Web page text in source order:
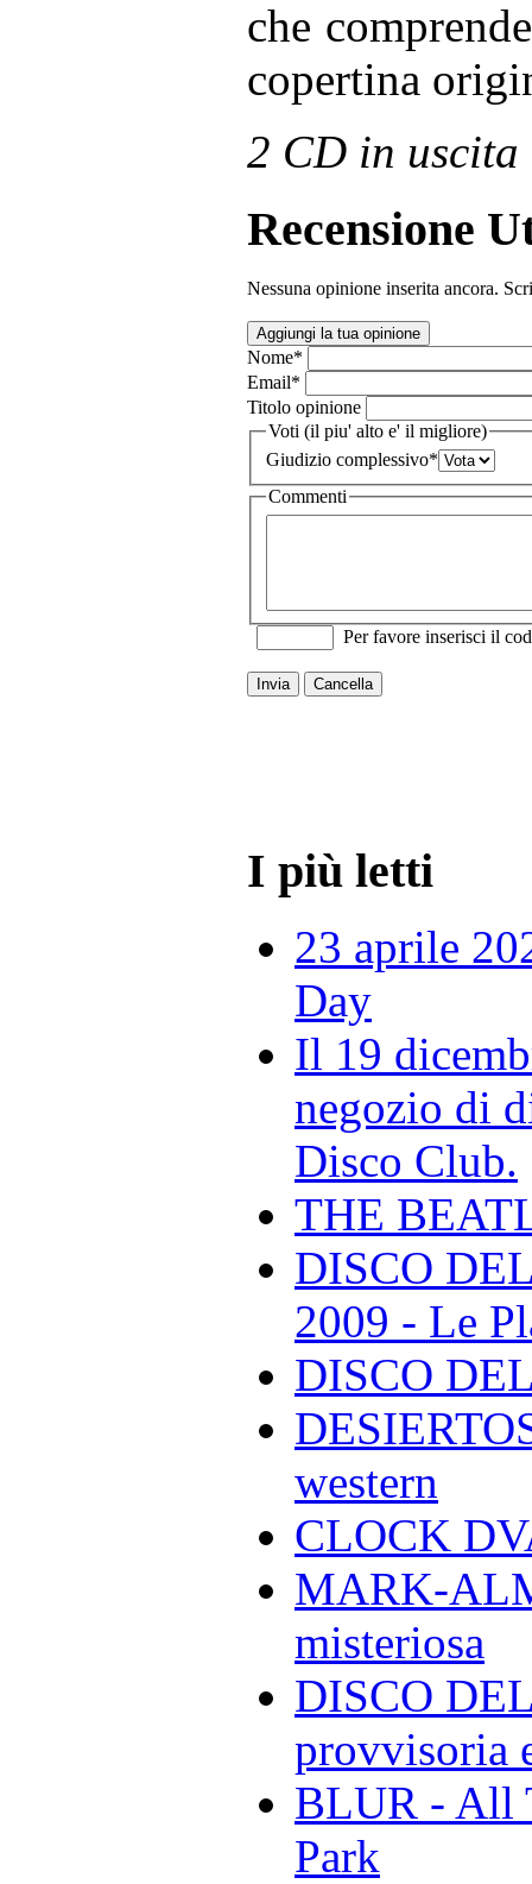
che
copertina
2 CD in
Recensione
Nessuna opinione inserita ancora.
Aggiungi la tua opinione
Nome*
Email*
Titolo opinione
Voti (il piu' alto e' il migliore)
Giudizio complessivo*
Commenti
Per favore inserisci il
Invia Cancella
I più letti
23 aprile
Day
Il 19
negozio di
Disco Club.
THE
DISCO
2009 - Le
DISCO
western
CLOCK
MARK-
misteriosa
DISCO
provvisoria
BLUR - All
Park